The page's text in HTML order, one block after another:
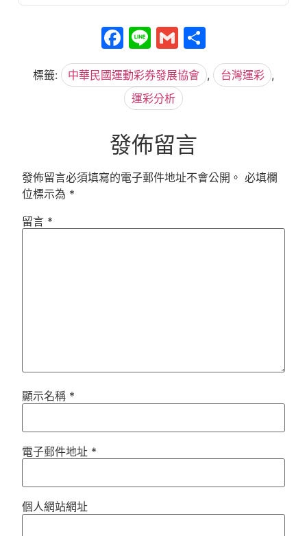
10位學員順利通過測驗，取得CSDA認證之《運動賽事決策
Facebook
LineGmail
享
標籤: 中華民國運動彩券發展協會 , 台灣運彩 ,
運彩分析
發佈留言
發佈留言必須填寫的電子郵件地址不會公開。 必填欄
位標示為 *
留言 *
顯示名稱 *
電子郵件地址 *
個人網站網址